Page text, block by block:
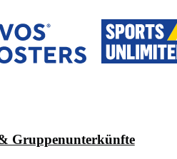
Gruppenunterkünfte